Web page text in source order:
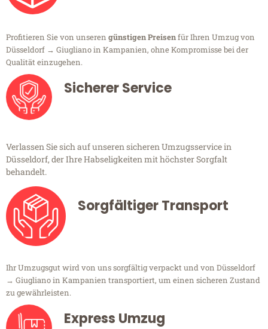
Profitieren Sie von unseren günstigen Preisenfür Ihren Umzug von
Düsseldorf → Giugliano in Kampanien, ohne Kompromisse bei der
Qualität einzugehen.
Sicherer Service
Verlassen Sie sich auf unseren sicheren Umzugsservice in
Düsseldorf, der Ihre Habseligkeiten mit höchster Sorgfalt
behandelt.
Sorgfältiger Transport
Ihr Umzugsgut wird von uns sorgfältig verpackt und von Düsseldorf
→ Giugliano in Kampanien transportiert, um einen sicheren Zustand
zu gewährleisten.
Express Umzug